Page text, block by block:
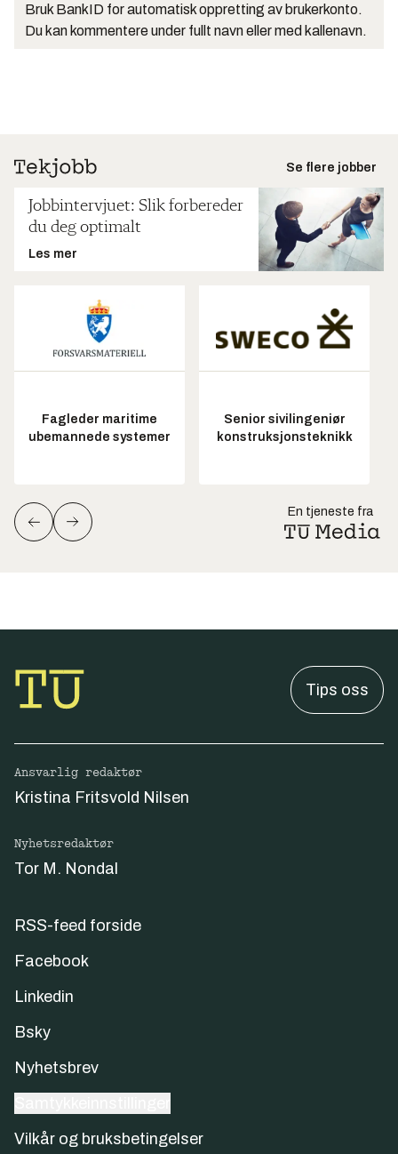
Bruk BankID for automatisk oppretting av brukerkonto.
Du kan kommentere under fullt navn eller med kallenavn.
Se flere jobber
Jobbintervjuet: Slik forbereder
du deg optimalt
Les mer
Fagleder maritime
ubemannede systemer
Senior sivilingeniør
konstruksjonsteknikk
En tjeneste fra
Tips oss
Ansvarlig redaktør
Kristina Fritsvold Nilsen
Nyhetsredaktør
Tor M. Nondal
RSS-feed forside
Facebook
Linkedin
Bsky
Nyhetsbrev
Vilkår og bruksbetingelser